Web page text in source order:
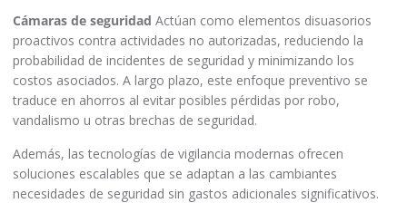
Cámaras de seguridad Actúan como elementos disuasorios
proactivos contra actividades no autorizadas, reduciendo la
probabilidad de incidentes de seguridad y minimizando los
costos asociados. A largo plazo, este enfoque preventivo se
traduce en ahorros al evitar posibles pérdidas por robo,
vandalismo u otras brechas de seguridad.
Además, las tecnologías de vigilancia modernas ofrecen
soluciones escalables que se adaptan a las cambiantes
necesidades de seguridad sin gastos adicionales significativos.